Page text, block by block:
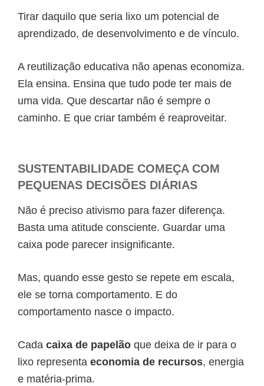
Tirar daquilo que seria lixo um potencial de
aprendizado, de desenvolvimento e de vínculo.
A reutilização educativa não apenas economiza.
Ela ensina. Ensina que tudo pode ter mais de
uma vida. Que descartar não é sempre o
caminho. E que criar também é reaproveitar.
SUSTENTABILIDADE COMEÇA COM
PEQUENAS DECISÕES DIÁRIAS
Não é preciso ativismo para fazer diferença.
Basta uma atitude consciente. Guardar uma
caixa pode parecer insignificante.
Mas, quando esse gesto se repete em escala,
ele se torna comportamento. E do
comportamento nasce o impacto.
Cada caixa de papelão que deixa de ir para o
lixo representa economia de recursos, energia
e matéria-prima.